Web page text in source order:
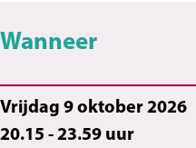
Wanneer
Vrijdag 9 oktober 2026
20.15 - 23.59 uur